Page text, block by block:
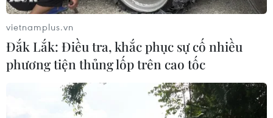
vietnamplus.vn
Đắk Lắk: Điều tra, khắc phục sự cố nhiều
phương tiện thủng lốp trên cao tốc